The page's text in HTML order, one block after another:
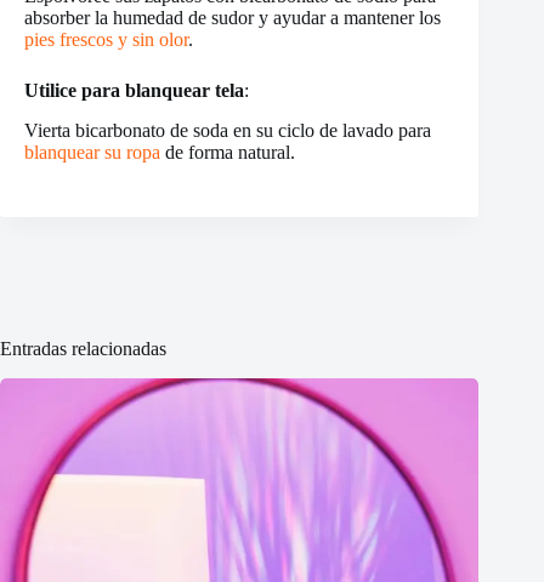
absorber la humedad de sudor y ayudar a mantener los
pies frescos y sin olor.
Utilice para blanquear tela:
Vierta bicarbonato de soda en su ciclo de lavado para
blanquear su ropa de forma natural.
Entradas relacionadas